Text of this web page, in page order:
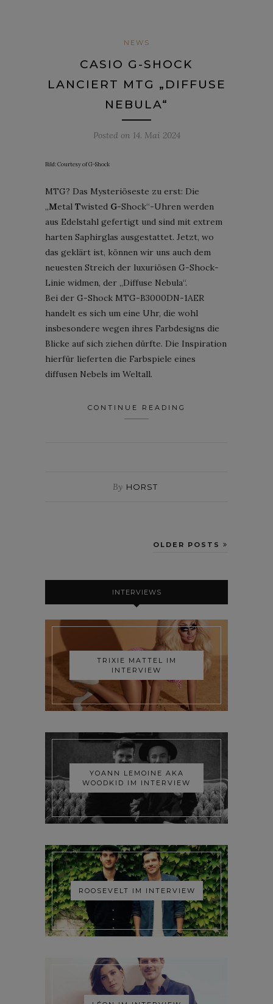
NEWS
CASIO G-SHOCK
LANCIERT MTG „DIFFUSE
NEBULA“
Posted on 14. Mai 2024
Bild: Courtesy of G-Shock
MTG? Das Mysteriöseste zu erst: Die
„Metal Twisted G-Shock“-Uhren werden
aus Edelstahl gefertigt und sind mit extrem
harten Saphirglas ausgestattet. Jetzt, wo
das geklärt ist, können wir uns auch dem
neuesten Streich der luxuriösen G-Shock-
Linie widmen, der „Diffuse Nebula“.
Bei der G-Shock MTG-B3000DN-1AER
handelt es sich um eine Uhr, die wohl
insbesondere wegen ihres Farbdesigns die
Blicke auf sich ziehen dürfte. Die Inspiration
hierfür lieferten die Farbspiele eines
diffusen Nebels im Weltall.
CONTINUE READING
By HORST
OLDER POSTS
INTERVIEWS
TRIXIE MATTEL IM
INTERVIEW
YOANN LEMOINE AKA
WOODKID IM INTERVIEW
ROOSEVELT IM INTERVIEW